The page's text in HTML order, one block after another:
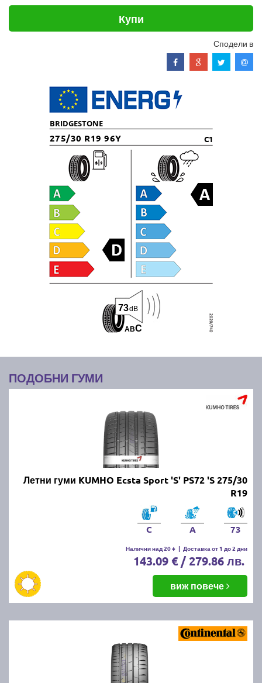
Купи
Сподели в
BRIDGESTONE
275/30 R19 96Y C1
ABC
73dB
ПОДОБНИ ГУМИ
Летни гуми KUMHO Ecsta Sport 'S' PS72 'S 275/30
R19
C A 73
Налични над 20 + | Доставка от 1 до 2 дни
143.09 € / 279.86 лв.
виж повече